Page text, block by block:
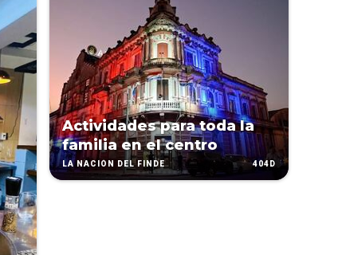
Actividades para toda la
familia en el centro
LA NACIÓN DEL FINDE 404D